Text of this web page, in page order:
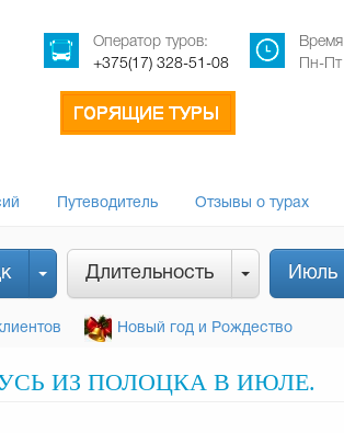
Оператор туров:
+375(17) 328-51-08
Пн-
Путеводитель Отзывы о турах
Длительность Июль
Новый год и Рождество
ИЗ ПОЛОЦКА В ИЮЛЕ.